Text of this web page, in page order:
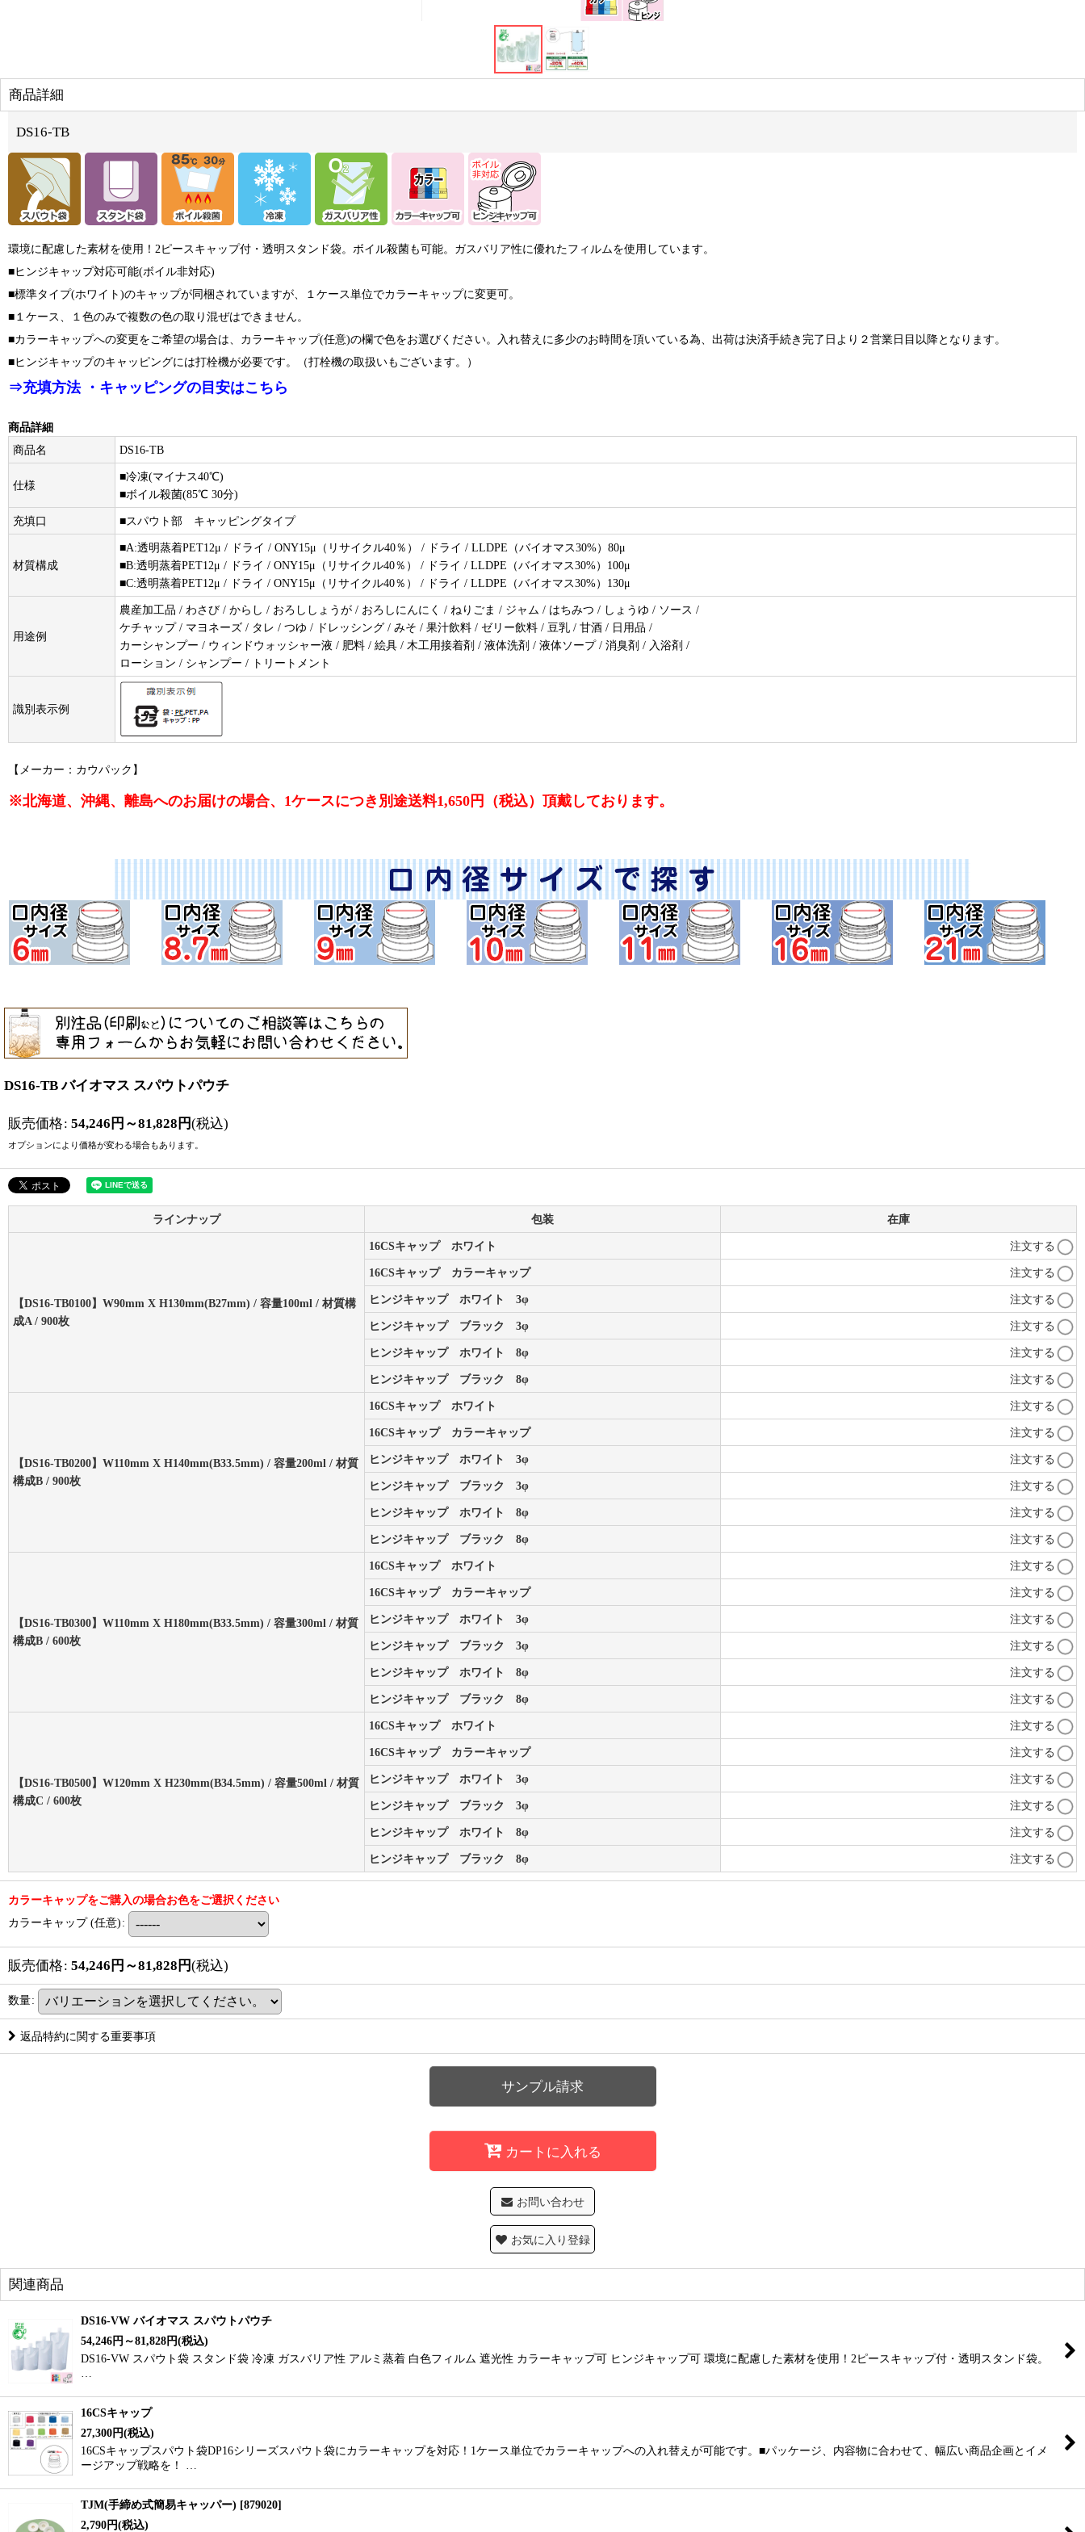
商品詳細
DS16-TB
環境に配慮した素材を使用！2ピースキャップ付・透明スタンド袋。ボイル殺菌も可能。ガスバリア性に優れたフィルムを使用しています。
■ヒンジキャップ対応可能(ボイル非対応)
■標準タイプ(ホワイト)のキャップが同梱されていますが、１ケース単位でカラーキャップに変更可。
■１ケース、１色のみで複数の色の取り混ぜはできません。
■カラーキャップへの変更をご希望の場合は、カラーキャップ(任意)の欄で色をお選びください。入れ替えに多少のお時間を頂いている為、出荷は決済手続き完了日より２営業日目以降となります。
■ヒンジキャップのキャッピングには打栓機が必要です。（打栓機の取扱いもございます。）
⇒充填方法 ・キャッピングの目安はこちら
商品詳細
商品名
DS16-TB
仕様
■冷凍(マイナス40℃)
■ボイル殺菌(85℃ 30分)
充填口 ■スパウト部 キャッピングタイプ
材質構成
■A:透明蒸着PET12μ / ドライ / ONY15μ（リサイクル40％） / ドライ / LLDPE（バイオマス30%）80μ
■B:透明蒸着PET12μ / ドライ / ONY15μ（リサイクル40％） / ドライ / LLDPE（バイオマス30%）100μ
■C:透明蒸着PET12μ / ドライ / ONY15μ（リサイクル40％） / ドライ / LLDPE（バイオマス30%）130μ
用途例
農産加工品 / わさび / からし / おろししょうが / おろしにんにく / ねりごま / ジャム / はちみつ / しょうゆ / ソース /
ケチャップ / マヨネーズ / タレ / つゆ / ドレッシング / みそ / 果汁飲料 / ゼリー飲料 / 豆乳 / 甘酒 / 日用品 /
カーシャンプー / ウィンドウォッシャー液 / 肥料 / 絵具 / 木工用接着剤 / 液体洗剤 / 液体ソープ / 消臭剤 / 入浴剤 /
ローション / シャンプー / トリートメント
識別表示例
【メーカー：カウパック】
※北海道、沖縄、離島へのお届けの場合、1ケースにつき別途送料1,650円（税込）頂戴しております。
DS16-TB バイオマス スパウトパウチ
販売価格: 54,246 円 ～81,828 円(税込)
オプションにより価格が変わる場合もあります。
ラインナップ 包装 在庫
【DS16-TB0100】W90mm X H130mm(B27mm) / 容量100ml / 材質構
成A / 900枚
16CSキャップ ホワイト 注文する
16CSキャップ カラーキャップ 注文する
ヒンジキャップ ホワイト 3φ 注文する
ヒンジキャップ ブラック 3φ 注文する
ヒンジキャップ ホワイト 8φ 注文する
ヒンジキャップ ブラック 8φ 注文する
【DS16-TB0200】W110mm X H140mm(B33.5mm) / 容量200ml / 材質
構成B / 900枚
16CSキャップ ホワイト 注文する
16CSキャップ カラーキャップ 注文する
ヒンジキャップ ホワイト 3φ 注文する
ヒンジキャップ ブラック 3φ 注文する
ヒンジキャップ ホワイト 8φ 注文する
ヒンジキャップ ブラック 8φ 注文する
【DS16-TB0300】W110mm X H180mm(B33.5mm) / 容量300ml / 材質
構成B / 600枚
16CSキャップ ホワイト 注文する
16CSキャップ カラーキャップ 注文する
ヒンジキャップ ホワイト 3φ 注文する
ヒンジキャップ ブラック 3φ 注文する
ヒンジキャップ ホワイト 8φ 注文する
ヒンジキャップ ブラック 8φ 注文する
【DS16-TB0500】W120mm X H230mm(B34.5mm) / 容量500ml / 材質
構成C / 600枚
16CSキャップ ホワイト 注文する
16CSキャップ カラーキャップ 注文する
ヒンジキャップ ホワイト 3φ 注文する
ヒンジキャップ ブラック 3φ 注文する
ヒンジキャップ ホワイト 8φ 注文する
ヒンジキャップ ブラック 8φ 注文する
カラーキャップをご購入の場合お色をご選択ください
カラーキャップ(任意):
販売価格: 54,246 円 ～81,828 円(税込)
数量:
返品特約に関する重要事項
サンプル請求
カートに入れる
お問い合わせ
お気に入り登録
関連商品
DS16-VW バイオマス スパウトパウチ
54,246円 ～81,828円(税込)
DS16-VW スパウト袋 スタンド袋 冷凍 ガスバリア性 アルミ蒸着 白色フィルム 遮光性 カラーキャップ可 ヒンジキャップ可 環境に配慮した素材を使用！2ピースキャップ付・透明スタンド袋。
16CSキャップ
27,300円(税込)
16CSキャップスパウト袋DP16シリーズスパウト袋にカラーキャップを対応！1ケース単位でカラーキャップへの入れ替えが可能です。■パッケージ、内容物に合わせて、幅広い商品企画とイメ
ージアップ戦略を！ …
TJM(手締め式簡易キャッパー) [879020]
2,790円(税込)